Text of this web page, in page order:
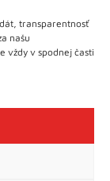
transparentnosť
našu
vždy v spodnej časti